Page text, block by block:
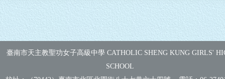
臺南市天主教聖功女子高級中學 CATHOLIC SHENG KUNG GIRLS'
SCHOOL